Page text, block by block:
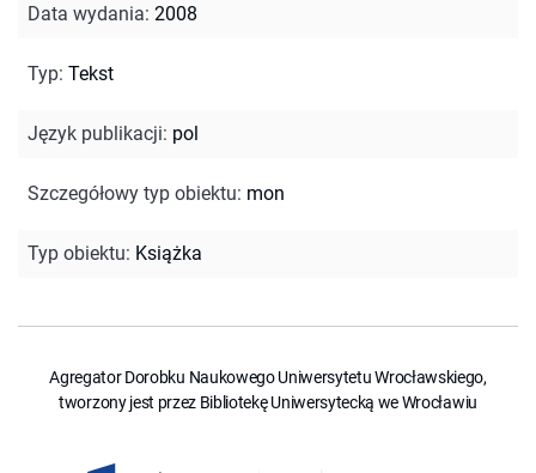
Data wydania: 2008
Typ: Tekst
Język publikacji: pol
Szczegółowy typ obiektu: mon
Typ obiektu: Książka
Agregator Dorobku Naukowego Uniwersytetu Wrocławskiego,
tworzony jest przez Bibliotekę Uniwersytecką we Wrocławiu